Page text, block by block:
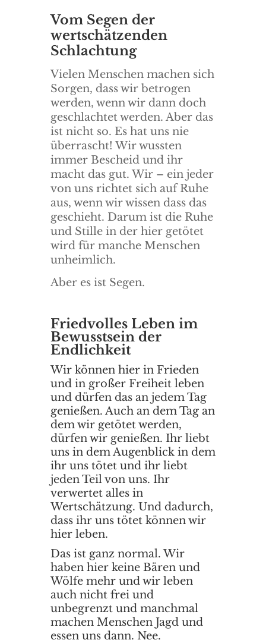
Vom Segen der
wertschätzenden
Schlachtung
Vielen Menschen machen sich
Sorgen, dass wir betrogen
werden, wenn wir dann doch
geschlachtet werden. Aber das
ist nicht so. Es hat uns nie
überrascht! Wir wussten
immer Bescheid und ihr
macht das gut. Wir – ein jeder
von uns richtet sich auf Ruhe
aus, wenn wir wissen dass das
geschieht. Darum ist die Ruhe
und Stille in der hier getötet
wird für manche Menschen
unheimlich.
Aber es ist Segen.
Friedvolles Leben im
Bewusstsein der
Endlichkeit
Wir können hier in Frieden
und in großer Freiheit leben
und dürfen das an jedem Tag
genießen. Auch an dem Tag an
dem wir getötet werden,
dürfen wir genießen. Ihr liebt
uns in dem Augenblick in dem
ihr uns tötet und ihr liebt
jeden Teil von uns. Ihr
verwertet alles in
Wertschätzung. Und dadurch,
dass ihr uns tötet können wir
hier leben.
Das ist ganz normal. Wir
haben hier keine Bären und
Wölfe mehr und wir leben
auch nicht frei und
unbegrenzt und manchmal
machen Menschen Jagd und
essen uns dann. Nee.